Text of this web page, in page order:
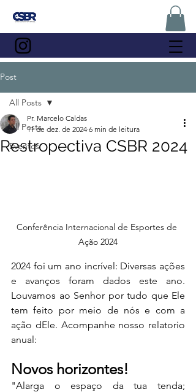
Post
All Posts
Eventos
All Posts
Restropectiva CSBR 2024
Pr. Marcelo Caldas
11 de dez. de 2024 6 min de leitura
Conferência Internacional de Esportes de
Ação 2024
2024 foi um ano incrível: Diversas ações
e avanços foram dados este ano.
Louvamos ao Senhor por tudo que Ele
tem feito por meio de nós e com a
ação dEle. Acompanhe nosso relatorio
anual:
Novos horizontes!
"Alarga o espaço da tua tenda;